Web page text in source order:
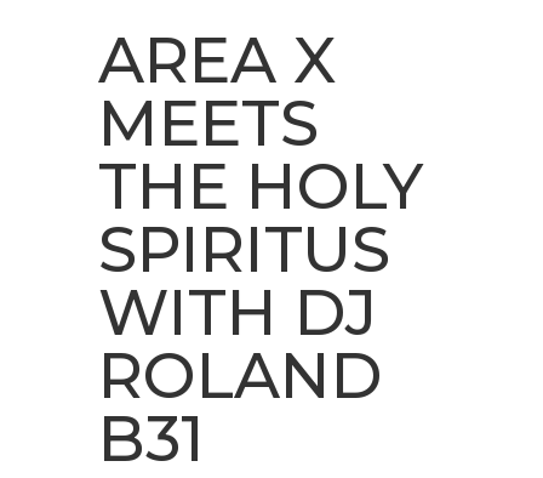
AREA X
MEETS
THE HOLY
SPIRITUS
WITH DJ
ROLAND
B31